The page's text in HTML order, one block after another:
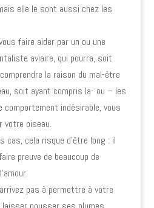
elle le sont aussi chez les
faire aider par un ou une
aviaire, qui pourra, soit
la raison du mal-être
soit ayant compris la- ou – les
comportement indésirable, vous
votre oiseau.
cas, cela risque d’être long : il
preuve de beaucoup de
pas à permettre à votre